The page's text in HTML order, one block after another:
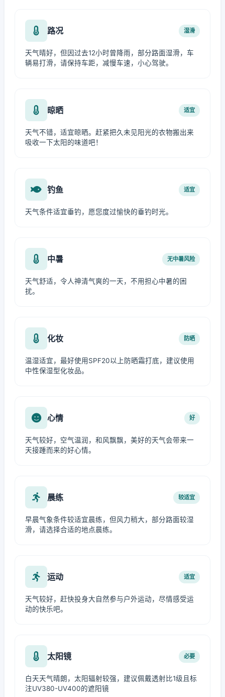
路况 湿滑
天气晴好，但因过去12小时曾降雨，部分路面湿滑，车
辆易打滑，请保持车距，减慢车速，小心驾驶。
晾晒 适宜
天气不错，适宜晾晒。赶紧把久未见阳光的衣物搬出来
吸收一下太阳的味道吧！
钓鱼 适宜
天气条件适宜垂钓，愿您度过愉快的垂钓时光。
中暑 无中暑风险
天气舒适，令人神清气爽的一天，不用担心中暑的困
扰。
化妆 防晒
温湿适宜，最好使用SPF20以上防晒霜打底，建议使用
中性保湿型化妆品。
心情 好
天气较好，空气温润，和风飘飘，美好的天气会带来一
天接踵而来的好心情。
晨练 较适宜
早晨气象条件较适宜晨练，但风力稍大，部分路面较湿
滑，请选择合适的地点晨练。
运动 适宜
天气较好，赶快投身大自然参与户外运动，尽情感受运
动的快乐吧。
太阳镜 必要
白天天气晴朗，太阳辐射较强，建议佩戴透射比1级且标
注UV380-UV400的遮阳镜